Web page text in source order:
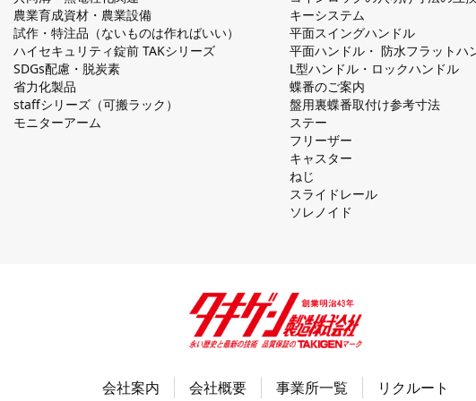
農業育成資材・農業設備
試作・特注品（ないものは作ればいい）
ハイセキュリティ錠前 TAKシリーズ
SDGs配慮・脱炭素
省力化製品
staffシリーズ（可搬ラック）
モニターアーム
キーシステム
平⾯スイングハンドル
平⾯ハンドル・ 防⽔フラットハ
L型ハンドル・ロックハンドル
蝶番のご案内
盤⽤裏蝶番取付け参考⼨法
ステー
フリーザー
キャスター
ねじ
スライドレール
ソレノイド
会社案内 会社概要 事業所一覧 リクルート